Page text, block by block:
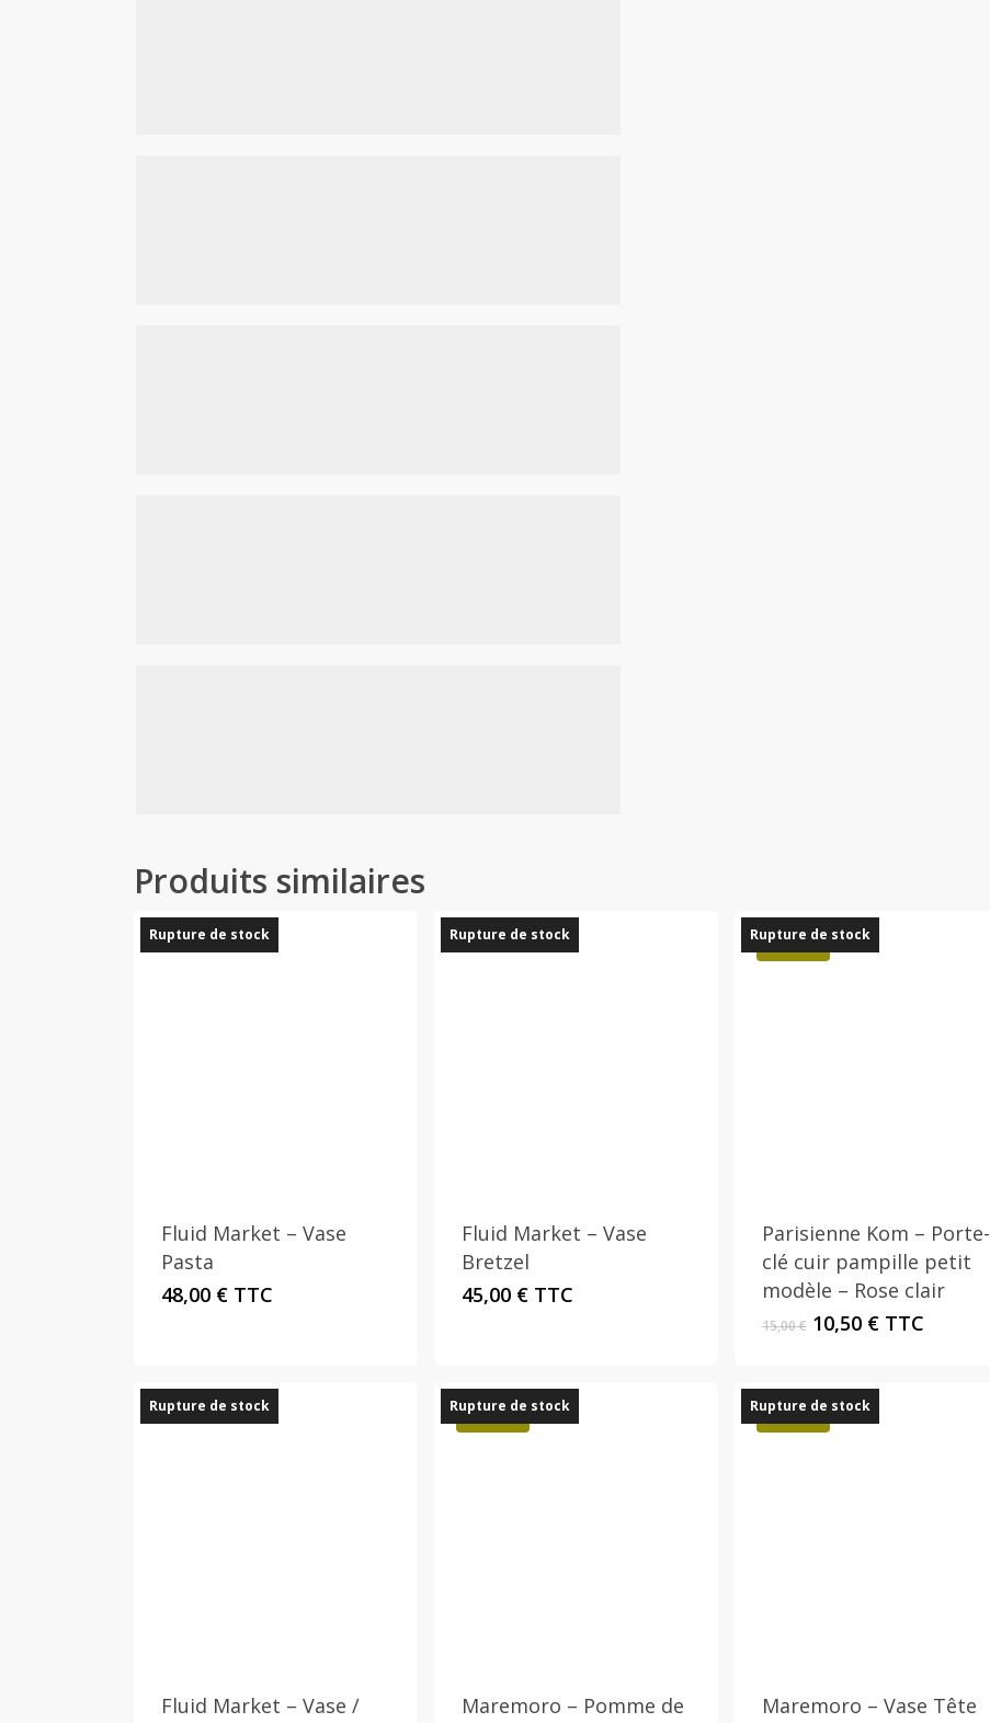
Produits similaires
Rupture de stock
Fluid Market – Vase
Pasta
48,00 € TTC
Rupture de stock
Fluid Market – Vase
Bretzel
45,00 € TTC
Rupture de stock
Promo !
Parisienne Kom – Porte-
clé cuir pampille petit
modèle – Rose clair
15,00€ Le
était :
15,00 €.
10,50 €Le
est :
10,50 €.
TTC
Rupture de stock
Fluid Market – Vase /
Rupture de stock
Promo !
plusieurs
Maremoro – Pomme de
Rupture de stock
Promo !
Maremoro – Vase Tête